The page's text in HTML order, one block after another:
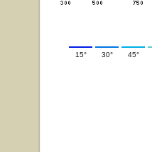
15° 30° 45°